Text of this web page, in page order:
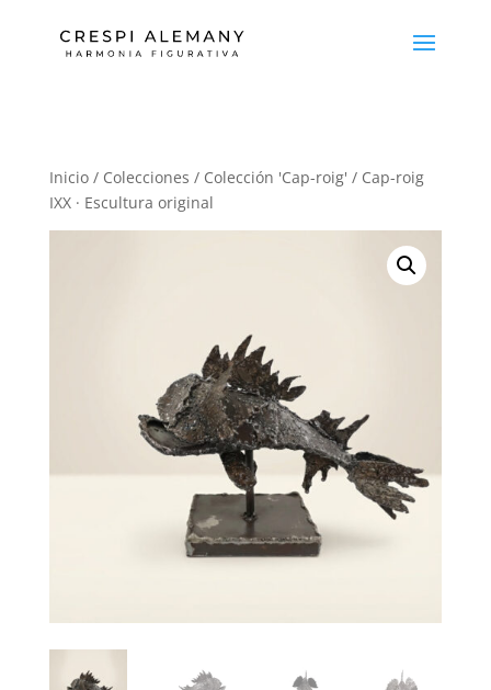
Inicio/ Colecciones / Colección 'Cap-roig' / Cap-roig
IXX · Escultura original